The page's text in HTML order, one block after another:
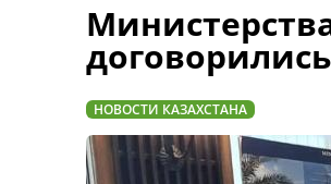
НОВОСТИ КАЗАХСТАНА